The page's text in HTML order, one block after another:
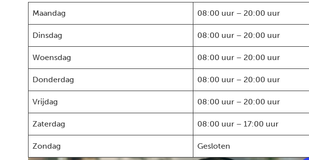
Maandag
08:00 uur – 20:00 uur
Dinsdag 08:00 uur – 20:00 uur
Woensdag 08:00 uur – 20:00 uur
Donderdag 08:00 uur – 20:00 uur
Vrijdag 08:00 uur – 20:00 uur
Zaterdag 08:00 uur – 17:00 uur
Zondag Gesloten